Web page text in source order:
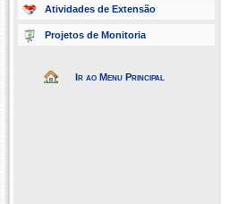
Atividades de Extensão
Projetos de Monitoria
Ir ao Menu Principal